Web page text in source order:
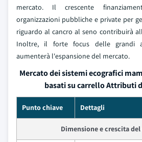
mercato. Il crescente
organizzazioni pubbliche e private per
riguardo al cancro al seno contribuirà
Inoltre, il forte focus delle grandi
aumenterà l'espansione del mercato.
Mercato dei sistemi ecografici
basati su carrello Attributi
Punto chiave Dettagli
Dimensione e crescita